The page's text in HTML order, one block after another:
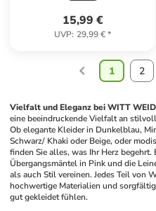
15,99 €
UVP: 29,99 €*
1 2
Vielfalt und Eleganz bei WITT
eine beeindruckende Vielfalt an
Ob elegante Kleider in Dunkelblau,
Schwarz/ Khaki oder Beige, oder
finden Sie alles, was Ihr Herz
Übergangsmäntel in Pink und die
als auch Stil vereinen. Jedes Teil von
hochwertige Materialien und
gut gekleidet fühlen.